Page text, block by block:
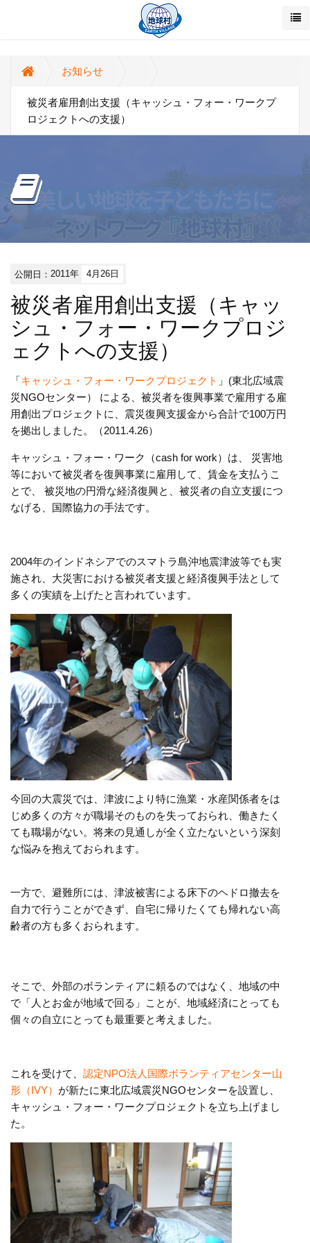
お知らせ
被災者雇用創出支援（キャッシュ・フォー・ワークプ
ロジェクトへの支援）
公開日：2011年 4月26日
被災者雇用創出支援（キャッ
シュ・フォー・ワークプロジ
ェクトへの支援）
「キャッシュ・フォー・ワークプロジェクト 」(東北広域震
災NGOセンター） による、被災者を復興事業で雇用する雇
用創出プロジェクトに、震災復興支援金から合計で100万円
を拠出しました。（2011.4.26）
キャッシュ・フォー・ワーク（cash for work）は、 災害地
等において被災者を復興事業に雇用して、賃金を支払うこ
とで、 被災地の円滑な経済復興と、被災者の自立支援につ
なげる、国際協力の手法です。
2004年のインドネシアでのスマトラ島沖地震津波等でも実
施され、大災害における被災者支援と経済復興手法として
多くの実績を上げたと言われています。
今回の大震災では、津波により特に漁業・水産関係者をは
じめ多くの方々が職場そのものを失っておられ、働きたく
ても職場がない。将来の見通しが全く立たないという深刻
な悩みを抱えておられます。
一方で、避難所には、津波被害による床下のヘドロ撤去を
自力で行うことができず、自宅に帰りたくても帰れない高
齢者の方も多くおられます。
そこで、外部のボランティアに頼るのではなく、地域の中
で「人とお金が地域で回る」ことが、地域経済にとっても
個々の自立にとっても最重要と考えました。
これを受けて、 認定NPO法人国際ボランティアセンター山
形（IVY） が新たに東北広域震災NGOセンターを設置し、
キャッシュ・フォー・ワークプロジェクトを立ち上げまし
た。